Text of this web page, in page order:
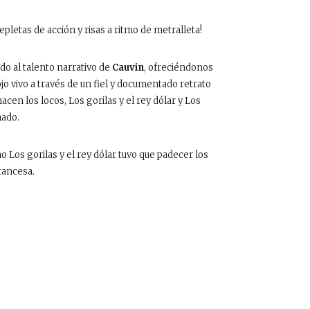
de acción y risas a ritmo de metralleta!
al talento narrativo de Cauvin, ofreciéndonos
vivo a través de un fiel y documentado retrato
los locos, Los gorilas y el rey dólar y Los
gorilas y el rey dólar tuvo que padecer los